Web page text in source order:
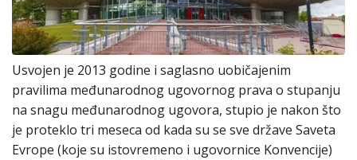
Usvojen je 2013 godine i saglasno uobičajenim
pravilima međunarodnog ugovornog prava o stupanju
na snagu međunarodnog ugovora, stupio je nakon što
je proteklo tri meseca od kada su se sve države Saveta
Evrope (koje su istovremeno i ugovornice Konvencije)